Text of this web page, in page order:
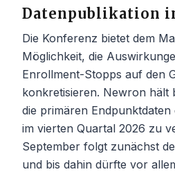
Datenpublikation
Die Konferenz bietet dem
Möglichkeit, die
Enrollment-Stopps auf den
konkretisieren. Newron hält
die primären
im vierten Quartal 2026 zu
September folgt zunächst
und bis dahin dürfte vor